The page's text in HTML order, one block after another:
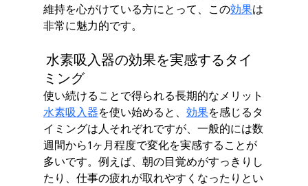
維持を心がけている方にとって、この効果は
非常に魅力的です。
水素吸入器の効果を実感するタイ
ミング
使い続けることで得られる長期的なメリット
水素吸入器を使い始めると、 効果を感じるタ
イミングは人それぞれですが、一般的には数
週間から1ヶ月程度で変化を実感することが
多いです。例えば、朝の目覚めがすっきりし
たり、仕事の疲れが取れやすくなったりとい